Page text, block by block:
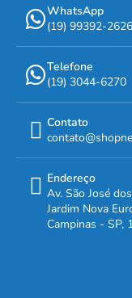
WhatsApp
(19) 99392-2626
Telefone
(19) 3044-6270
Contato
Endereço
Av. São José
Jardim Nova
Campinas - SP,